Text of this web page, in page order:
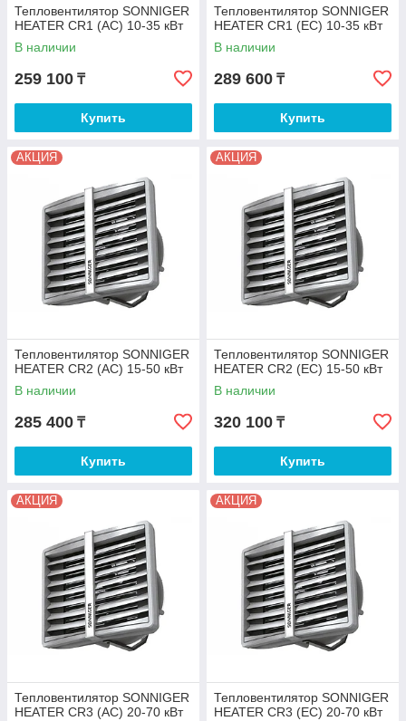
Тепловентилятор SONNIGER
HEATER CR1 (AC) 10-35 кВт
В наличии
259 100 ₸
Купить
Тепловентилятор SONNIGER
HEATER CR1 (EC) 10-35 кВт
В наличии
289 600 ₸
Купить
АКЦИЯ
Тепловентилятор SONNIGER
HEATER CR2 (AC) 15-50 кВт
В наличии
285 400 ₸
Купить
АКЦИЯ
Тепловентилятор SONNIGER
HEATER CR2 (EC) 15-50 кВт
В наличии
320 100 ₸
Купить
АКЦИЯ
Тепловентилятор SONNIGER
HEATER CR3 (AC) 20-70 кВт
АКЦИЯ
Тепловентилятор SONNIGER
HEATER CR3 (EC) 20-70 кВт